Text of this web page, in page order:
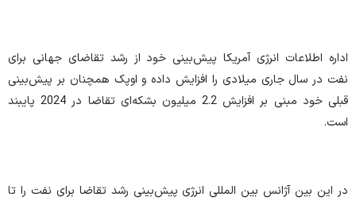
اداره اطلاعات انرژی آمریکا پیش‌بینی خود از رشد تقاضای جهانی برای
نفت در سال جاری میلادی را افزایش داده و اوپک همچنان بر پیش‌بینی
قبلی خود مبنی بر افزایش 2.2 میلیون بشکه‌ای تقاضا در 2024 پایبند
است.
در این بین آژانس بین المللی انرژی پیش‌بینی رشد تقاضا برای نفت را تا